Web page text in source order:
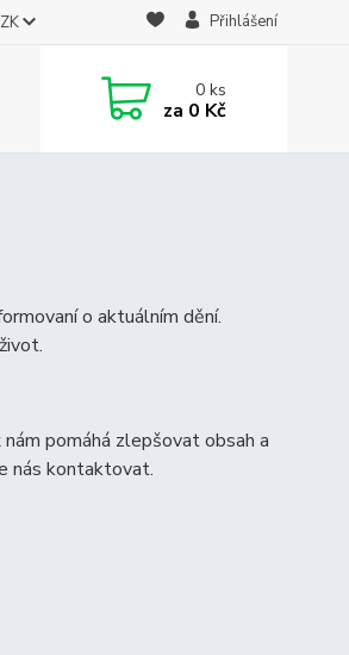
Přihlášení
0ks
za 0 Kč
o aktuálním dění.
pomáhá zlepšovat obsah a
nás kontaktovat.